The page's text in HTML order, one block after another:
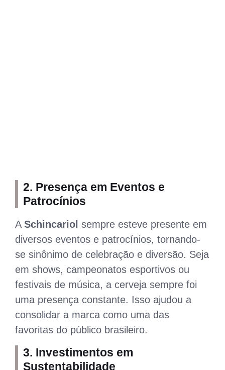
2. Presença em Eventos e
Patrocínios
A Schincariol sempre esteve presente em
diversos eventos e patrocínios, tornando-
se sinônimo de celebração e diversão. Seja
em shows, campeonatos esportivos ou
festivais de música, a cerveja sempre foi
uma presença constante. Isso ajudou a
consolidar a marca como uma das
favoritas do público brasileiro.
3. Investimentos em
Sustentabilidade